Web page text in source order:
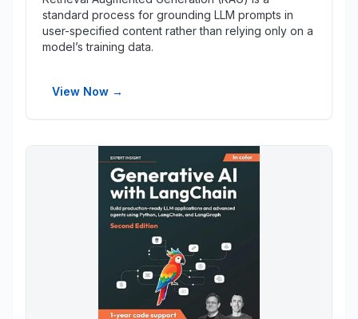
standard process for grounding LLM prompts in
user-specified content rather than relying only on a
model’s training data.
View Now →